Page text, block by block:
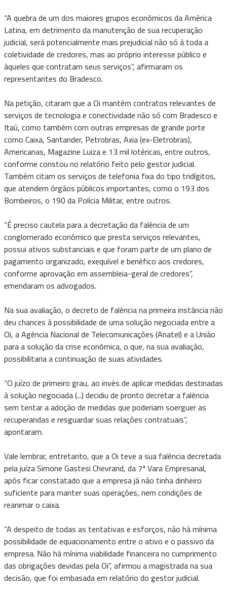
“A quebra de um dos maiores grupos econômicos da América
Latina, em detrimento da manutenção de sua recuperação
judicial, será potencialmente mais prejudicial não só à toda a
coletividade de credores, mas ao próprio interesse público e
àqueles que contratam seus serviços”, afirmaram os
representantes do Bradesco.
Na petição, citaram que a Oi mantêm contratos relevantes de
serviços de tecnologia e conectividade não só com Bradesco e
Itaú, como também com outras empresas de grande porte
como Caixa, Santander, Petrobras, Axia (ex-Eletrobras),
Americanas, Magazine Luiza e 13 mil lotéricas, entre outros,
conforme constou no relatório feito pelo gestor judicial.
Também citam os serviços de telefonia fixa do tipo tridígitos,
que atendem órgãos públicos importantes, como o 193 dos
Bombeiros, o 190 da Polícia Militar, entre outros.
“É preciso cautela para a decretação da falência de um
conglomerado econômico que presta serviços relevantes,
possui ativos substanciais e que foram parte de um plano de
pagamento organizado, exequível e benéfico aos credores,
conforme aprovação em assembleia-geral de credores”,
emendaram os advogados.
Na sua avaliação, o decreto de falência na primeira instância não
deu chances à possibilidade de uma solução negociada entre a
Oi, a Agência Nacional de Telecomunicações (Anatel) e a União
para a solução da crise econômica, o que, na sua avaliação,
possibilitaria a continuação de suas atividades.
“O juízo de primeiro grau, ao invés de aplicar medidas destinadas
à solução negociada (...) decidiu de pronto decretar a falência
sem tentar a adoção de medidas que poderiam soerguer as
recuperandas e resguardar suas relações contratuais”,
apontaram.
Vale lembrar, entretanto, que a Oi teve a sua falência decretada
pela juíza Simone Gastesi Chevrand, da 7ª Vara Empresarial,
após ficar constatado que a empresa já não tinha dinheiro
suficiente para manter suas operações, nem condições de
reanimar o caixa.
“A despeito de todas as tentativas e esforços, não há mínima
possibilidade de equacionamento entre o ativo e o passivo da
empresa. Não há mínima viabilidade financeira no cumprimento
das obrigações devidas pela Oi”, afirmou a magistrada na sua
decisão, que foi embasada em relatório do gestor judicial.